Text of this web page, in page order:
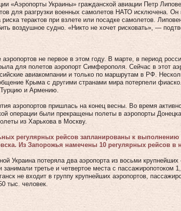
«Аэропорты Украины» гражданской авиации Петр
для разгрузки военных самолетов НАТО исключена.
риска терактов при взлете или посадке самолетов.
воздушное судно. «Никто не хочет рисковать», —
не первое в этом году. В марте, в период
для полетов аэропорт Симферополя. Сейчас в этот
авиакомпании и только по маршрутам в РФ.
Крыма с другими странами мира потерпели
и Армению.
аэропортов пришлась на конец весны. Во время
операции были прекращены полеты в аэропорты
из Харькова в Москву.
регулярных рейсов запланированы к выполнению
Из Запорожья намечены 10 регулярных рейсов в
Украина потеряла два аэропорта из восьми
третье и четвертое места с пассажиропотоком
не входит в группу крупнейших аэропортов,
тыс. человек.